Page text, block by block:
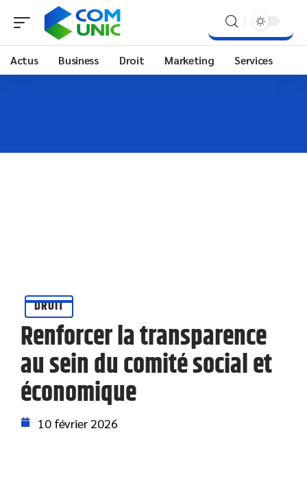
Actus Business Droit Marketing Services
DROIT
Renforcer la transparence
au sein du comité social et
économique
10 février 2026